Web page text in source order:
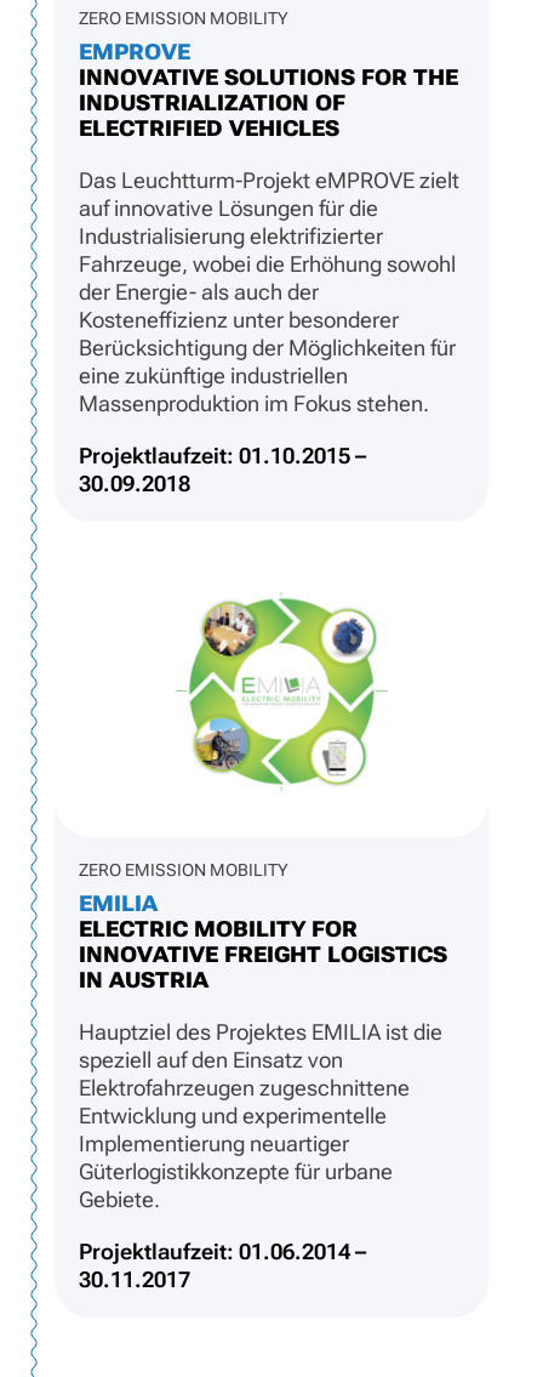
ZERO EMISSION MOBILITY
EMPROVE
INNOVATIVE SOLUTIONS FOR THE
INDUSTRIALIZATION OF
ELECTRIFIED VEHICLES
Das Leuchtturm-Projekt eMPROVE zielt
auf innovative Lösungen für die
Industrialisierung elektrifizierter
Fahrzeuge, wobei die Erhöhung sowohl
der Energie- als auch der
Kosteneffizienz unter besonderer
Berücksichtigung der Möglichkeiten für
eine zukünftige industriellen
Massenproduktion im Fokus stehen.
Projektlaufzeit: 01.10.2015 –
30.09.2018
ZERO EMISSION MOBILITY
EMILIA
ELECTRIC MOBILITY FOR
INNOVATIVE FREIGHT LOGISTICS
IN AUSTRIA
Hauptziel des Projektes EMILIA ist die
speziell auf den Einsatz von
Elektrofahrzeugen zugeschnittene
Entwicklung und experimentelle
Implementierung neuartiger
Güterlogistikkonzepte für urbane
Gebiete.
Projektlaufzeit: 01.06.2014 –
30.11.2017